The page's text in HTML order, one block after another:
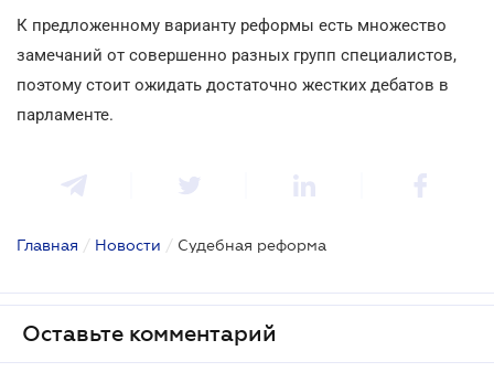
К предложенному варианту реформы есть множество
замечаний от совершенно разных групп специалистов,
поэтому стоит ожидать достаточно жестких дебатов в
парламенте.
Главная / Новости / Судебная реформа
Оставьте комментарий